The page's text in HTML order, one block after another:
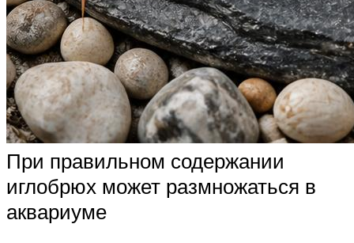
При правильном содержании
иглобрюх может размножаться в
аквариуме